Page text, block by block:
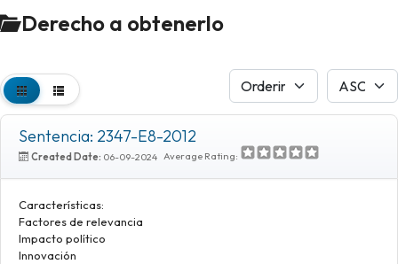
Derecho a obtenerlo
Sentencia: 2347-E8-2012
Created Date: 06-09-2024 Average Rating:
Características:
Factores de relevancia
Impacto político
Innovación